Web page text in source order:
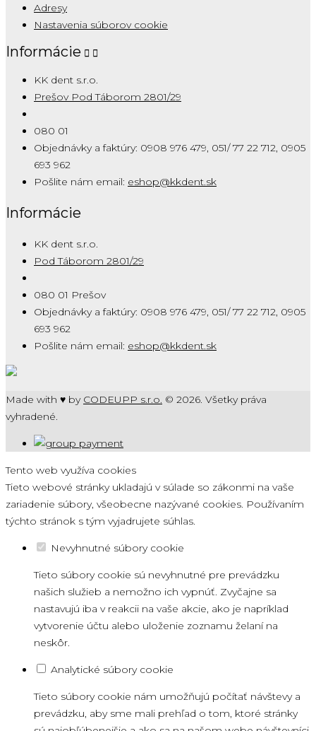
Adresy
Nastavenia súborov cookie
Informácie  
KK dent s.r.o.
Prešov Pod Táborom 2801/29
080 01
Objednávky a faktúry: 0908 976 479, 051/ 77 22 712, 0905
693 962
Pošlite nám email: eshop@kkdent.sk
Informácie
KK dent s.r.o.
Pod Táborom 2801/29
080 01 Prešov
Objednávky a faktúry: 0908 976 479, 051/ 77 22 712, 0905
693 962
Pošlite nám email: eshop@kkdent.sk
Made with ♥ by CODEUPP s.r.o. © 2026. Všetky práva
vyhradené.
Tento web využíva cookies
Tieto webové stránky ukladajú v súlade so zákonmi na vaše
zariadenie súbory, všeobecne nazývané cookies. Používaním
týchto stránok s tým vyjadrujete súhlas.
Nevyhnutné súbory cookie
Tieto súbory cookie sú nevyhnutné pre prevádzku
našich služieb a nemožno ich vypnúť. Zvyčajne sa
nastavujú iba v reakcii na vaše akcie, ako je napríklad
vytvorenie účtu alebo uloženie zoznamu želaní na
neskôr.
Analytické súbory cookie
Tieto súbory cookie nám umožňujú počítať návštevy a
prevádzku, aby sme mali prehľad o tom, ktoré stránky